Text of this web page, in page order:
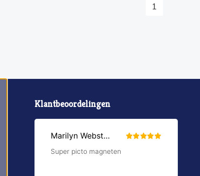
1
Klantbeoordelingen